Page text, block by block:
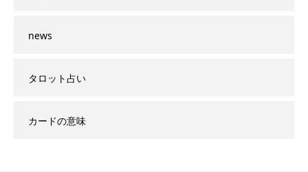
news
タロット占い
カードの意味